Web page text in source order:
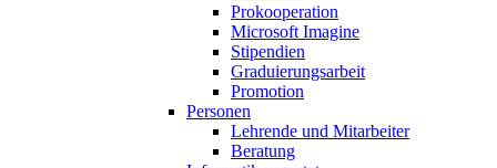
Prokooperation
Microsoft Imagine
Stipendien
Graduierungsarbeit
Promotion
Personen
Lehrende und Mitarbeiter
Beratung